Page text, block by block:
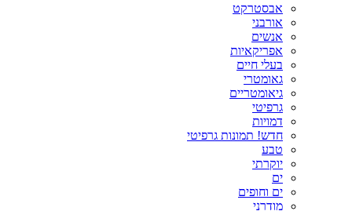
אבסטרקט
אורבני
אנשים
אפריקאיות
בעלי חיים
גאומטרי
גיאומטריים
גרפיטי
דמויות
חדש! תמונות גרפיטי
טבע
יוקרתי
ים
ים וחופים
מודרני